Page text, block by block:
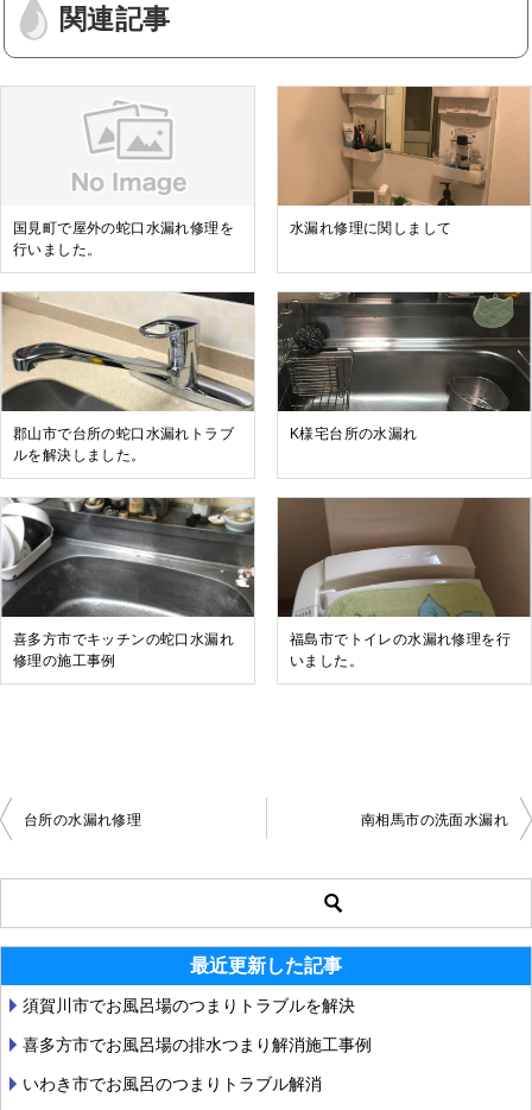
関連記事
国見町で屋外の蛇口水漏れ修理を
行いました。
水漏れ修理に関しまして
郡山市で台所の蛇口水漏れトラブ
ルを解決しました。
K様宅台所の水漏れ
喜多方市でキッチンの蛇口水漏れ
修理の施工事例
福島市でトイレの水漏れ修理を行
いました。
投
稿
ビ
ゲ
ー
台所の水漏れ修理 南相馬市の洗面水漏れ
最近更新した記事
須賀川市でお風呂場のつまりトラブルを解決
喜多方市でお風呂場の排水つまり解消施工事例
いわき市でお風呂のつまりトラブル解消